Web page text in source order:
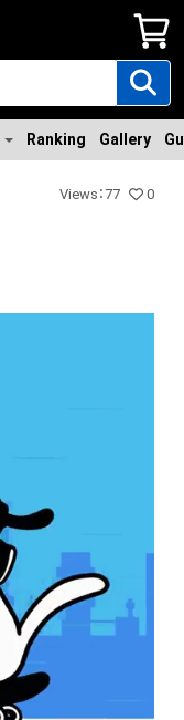
Ranking Gallery
Views ：77 0